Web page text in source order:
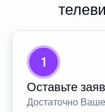
1
Оставьте
Достаточно